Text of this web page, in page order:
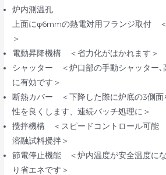
炉内測温孔
上面にφ6mmの熱電対用フランジ取付
＞
電動昇降機構 ＜省力化がはかれます＞
シャッター ＜炉口部の手動シャッター､
に有効です＞
断熱カバー ＜下降した際に炉底の3側面
性を良くします、連続バッチ処理に＞
攪拌機構 ＜スピードコントロール可
溶融試料攪拌＞
節電停止機能 ＜炉内温度が安全温度に
り省エネです＞